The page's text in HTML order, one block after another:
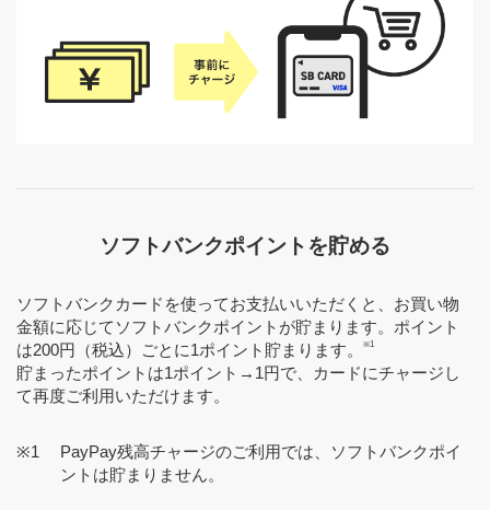
ソフトバンクポイントを貯める
ソフトバンクカードを使ってお支払いいただくと、お買い物
金額に応じてソフトバンクポイントが貯まります。ポイント
は200円（税込）ごとに1ポイント貯まります。
※1
貯まったポイントは1ポイント→1円で、カードにチャージし
て再度ご利用いただけます。
PayPay残高チャージのご利用では、ソフトバンクポイ
ントは貯まりません。